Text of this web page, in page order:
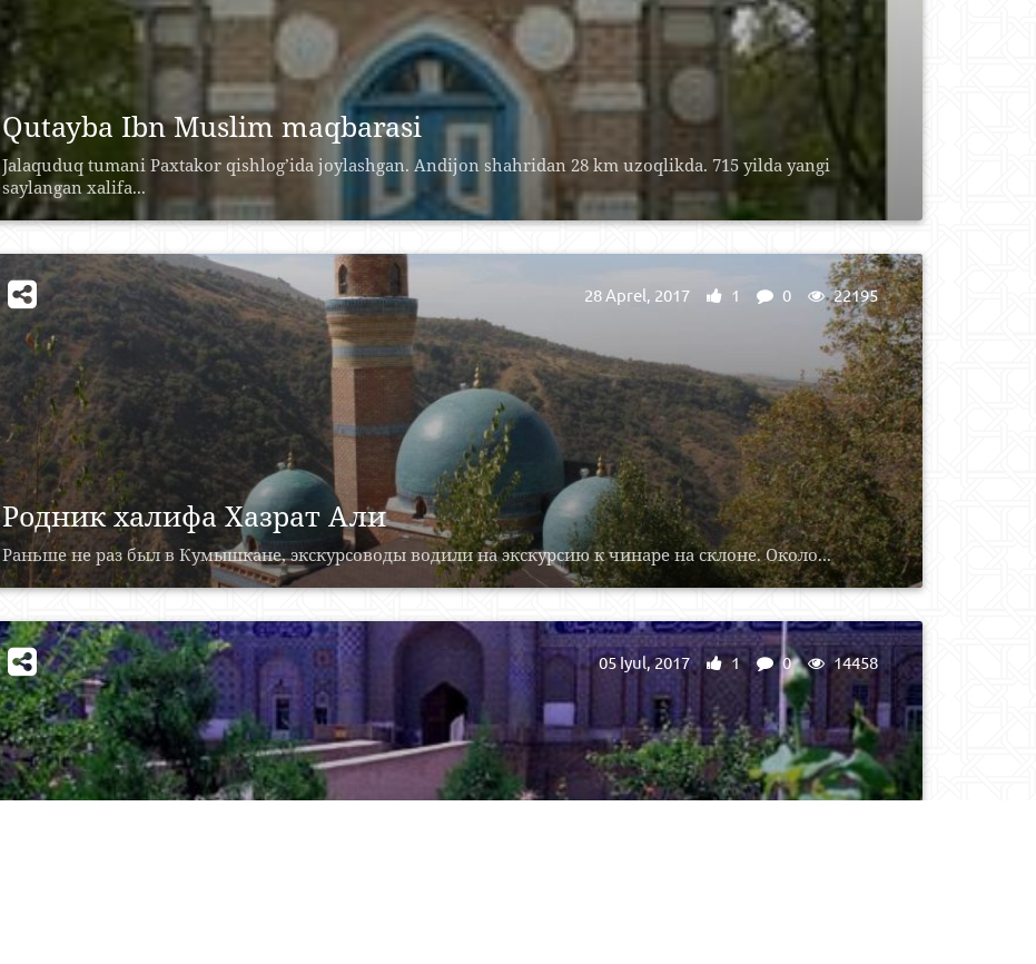
Qutayba Ibn Muslim maqbarasi
Jalaquduq tumani Paxtakor qishlog’ida joylashgan. Andijon shahridan 28 km uzoqlikda. 715 yilda yangi
saylangan xalifa...
Родник халифа Хазрат Али
Раньше не раз был в Кумышкане, экскурсоводы водили на экскурсию к чинаре на склоне. Около...
28 Aprel, 2017 1 0 22195
05 Iyul, 2017 1 0 14458